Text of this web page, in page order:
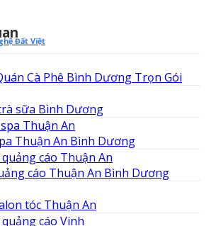
Đất Việt
Cà Phê Bình Dương Trọn Gói
sữa Bình Dương
Thuận An Bình Dương
cáo Thuận An Bình Dương
tóc Thuận An